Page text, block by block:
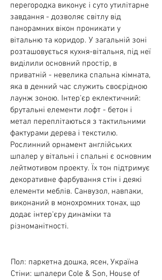
перегородка виконує і суто утилітарне
завдання - дозволяє світлу від
панорамних вікон проникати у
вітальню та коридор. У загальній зоні
розташовується кухня-вітальня, під неї
виділили основний простір, в
приватній - невелика спальна кімната,
яка в денний час служить своєрідною
лаунж зоною. Інтер'єр еклектичний:
брутальні елементи лофт - бетон і
метал переплітаються з тактильними
фактурами дерева і текстилю.
Рослинний орнамент англійських
шпалер у вітальні і спальні є основним
лейтмотивом проекту. Їх тон підтримує
декоративне фарбування стін і деякі
елементи меблів. Санвузол, навпаки,
виконаний в монохромних тонах, що
додає інтер'єру динаміки та
різноманітності.
Пол: паркетна дошка, ясен, Україна
Стіни: шпалери Cole & Son, House of